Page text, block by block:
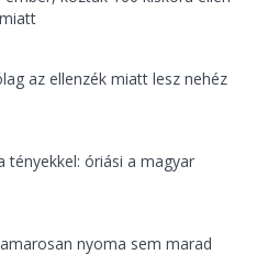
az ellenzék miatt lesz nehéz
tényekkel: óriási a magyar
nyoma sem marad